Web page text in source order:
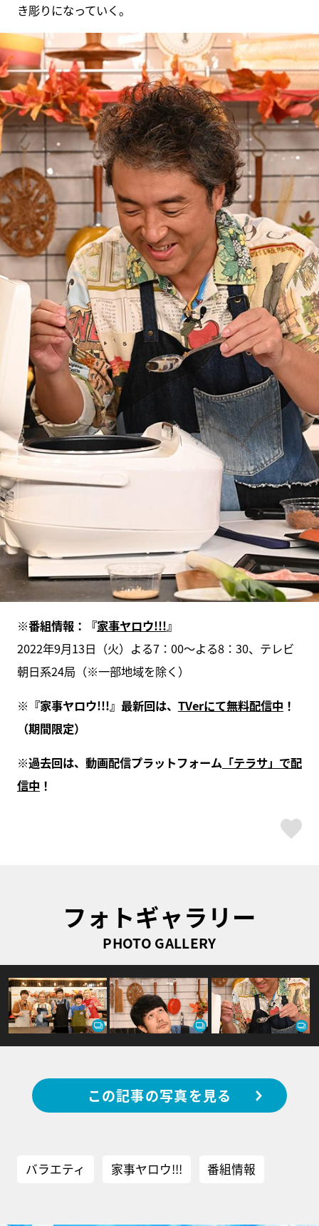
き彫りになっていく。
※番組情報：『家事ヤロウ!!!』
2022年9月13日（火）よる7：00～よる8：30、テレビ
朝日系24局（※一部地域を除く）
※『家事ヤロウ!!!』最新回は、 TVerにて無料配信中 ！
（期間限定）
※過去回は、動画配信プラットフォーム「テラサ」で配
信中 ！
フォトギャラリー
PHOTO GALLERY
この記事の写真を見る
バラエティ 家事ヤロウ!!! 番組情報